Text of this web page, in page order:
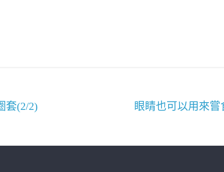
套(2/2) 眼睛也可以用來